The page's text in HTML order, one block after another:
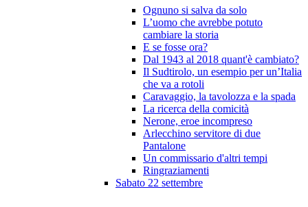
Ognuno si salva da solo
L’uomo che avrebbe potuto
cambiare la storia
E se fosse ora?
Dal 1943 al 2018 quant'è cambiato?
Il Sudtirolo, un esempio per un’Italia
che va a rotoli
Caravaggio, la tavolozza e la spada
La ricerca della comicità
Nerone, eroe incompreso
Arlecchino servitore di due
Pantalone
Un commissario d'altri tempi
Ringraziamenti
Sabato 22 settembre